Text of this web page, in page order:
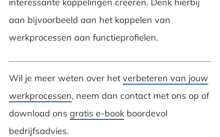
aan bijvoorbeeld aan het koppelen van
werkprocessen aan functieprofielen.
Wil je meer weten over het verbeteren van jouw
werkprocessen, neem dan contact met ons op of
download ons gratis e-bookboordevol
bedrijfsadvies.